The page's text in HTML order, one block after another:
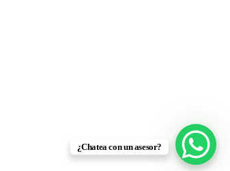
¿Chatea con un asesor?